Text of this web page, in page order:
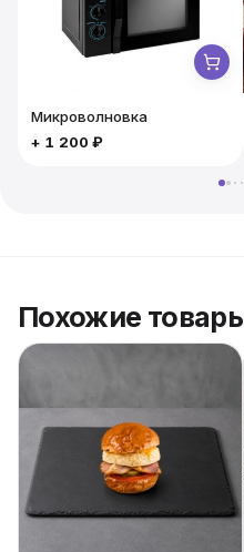
рецептуры. Наши повара
качественные и свежие
поставщиков. Ваши
Микроволновка
+ 1 200 ₽
Похожие